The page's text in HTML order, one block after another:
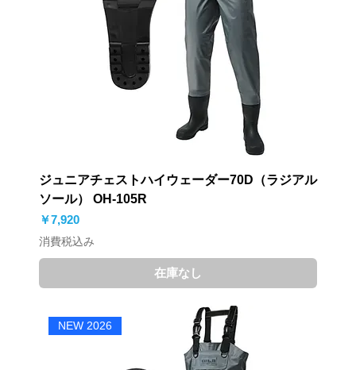
ジュニアチェストハイウェーダー70D（ラジアル
ソール） OH-105R
価格
￥7,920
消費税込み
在庫なし
NEW 2026